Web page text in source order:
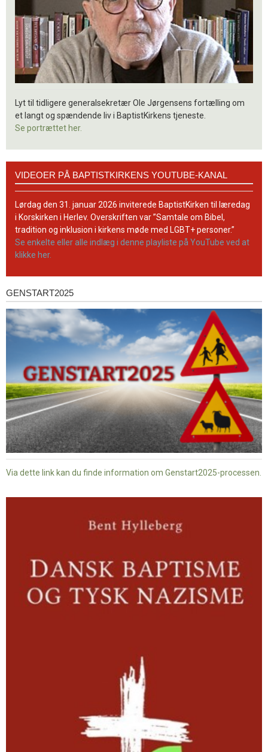
Lyt til tidligere generalsekretær Ole Jørgensens fortælling om
et langt og spændende liv i BaptistKirkens tjeneste.
Se portrættet her.
BaptistKirkens
YouTube-
kanal
VIDEOER PÅ BAPTISTKIRKENS YOUTUBE-KANAL
Lørdag den 31. januar 2026 inviterede BaptistKirken til læredag
i Korskirken i Herlev. Overskriften var ”Samtale om Bibel,
tradition og inklusion i kirkens møde med LGBT+ personer.”
Se enkelte eller alle indlæg i denne playliste på YouTube ved at
klikke her.
Genstart2025
GENSTART2025
Via dette link kan du finde information om Genstart2025-processen.